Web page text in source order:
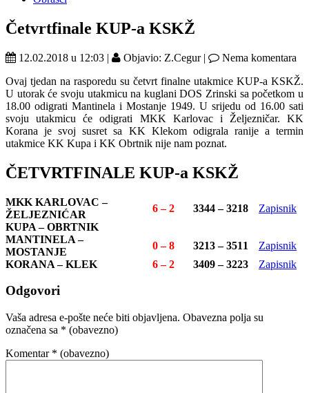
Četvrtfinale KUP-a KSKŽ
12.02.2018 u 12:03 | Objavio: Z.Cegur |
Nema komentara
Ovaj tjedan na rasporedu su četvrt finalne utakmice KUP-a KSKŽ.
U utorak će svoju utakmicu na kuglani DOS Zrinski sa početkom u
18.00 odigrati Mantinela i Mostanje 1949. U srijedu od 16.00 sati
svoju utakmicu će odigrati MKK Karlovac i Željezničar. KK
Korana je svoj susret sa KK Klekom odigrala ranije a termin
utakmice KK Kupa i KK Obrtnik nije nam poznat.
ČETVRTFINALE KUP-a KSKŽ
MKK KARLOVAC –
ŽELJEZNIĆAR
6 – 2 3344 – 3218
Zapisnik
KUPA – OBRTNIK
MANTINELA –
MOSTANJE
0 – 8 3213 – 3511
Zapisnik
KORANA – KLEK
6 – 2 3409 – 3223 Zapisnik
Odgovori
Vaša adresa e-pošte neće biti objavljena. Obavezna polja su
označena sa * (obavezno)
Komentar * (obavezno)